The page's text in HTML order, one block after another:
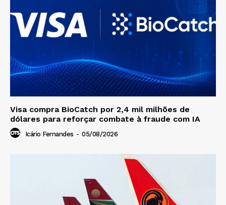
Visa compra BioCatch por 2,4 mil milhões de
dólares para reforçar combate à fraude com IA
Icário Fernandes - 05/08/2026